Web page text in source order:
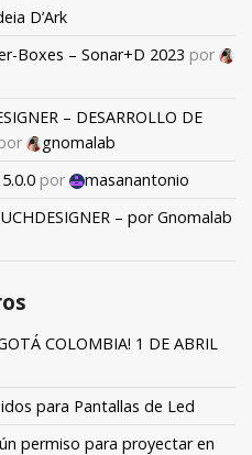
D’Ark
Boxes – Sonar+D 2023 por
– DESARROLLO DE
gnomalab
por
masanantonio
– por Gnomalab
COLOMBIA! 1 DE ABRIL
para Pantallas de Led
permiso para proyectar en